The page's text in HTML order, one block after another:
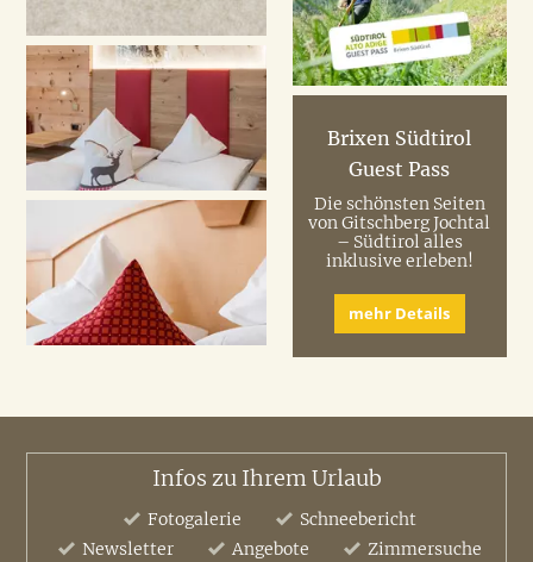
Brixen Südtirol
Guest Pass
Die schönsten Seiten
von Gitschberg Jochtal
– Südtirol alles
inklusive erleben!
mehr Details
Infos zu Ihrem Urlaub
Fotogalerie
Schneebericht
Newsletter
Angebote Zimmersuche